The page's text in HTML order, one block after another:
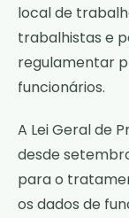
local de
trabalhistas e
regulamentar
funcionários.
A Lei Geral de
desde
para o
os dados de